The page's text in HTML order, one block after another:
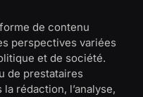
de contenu
perspectives variées
et de société.
de prestataires
rédaction, l’analyse,